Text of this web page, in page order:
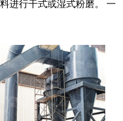
进行干式或湿式粉磨。 一